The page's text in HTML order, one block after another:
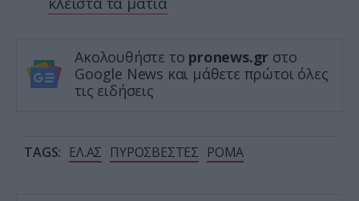
Ακολουθήστε το pronews.gr στο
Google News και μάθετε πρώτοι όλες
τις ειδήσεις
TAGS: ΕΛ.ΑΣ ΠΥΡΟΣΒΕΣΤΕΣ ΡΟΜΑ